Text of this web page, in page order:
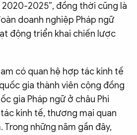
2020-2025”, đồng thời cũng là
doanh nghiệp Pháp ngữ
động triển khai chiến lược
có quan hệ hợp tác kinh tế
gia thành viên cộng đồng
gia Pháp ngữ ở châu Phi
kinh tế, thương mại quan
Trong những năm gần đây,